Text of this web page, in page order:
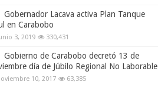
Gobernador Lacava activa Plan Tanque
en Carabobo
3, 2019 330,431
Gobierno de Carabobo decretó 13 de
día de Júbilo Regional No Laborable
10, 2017 63,385